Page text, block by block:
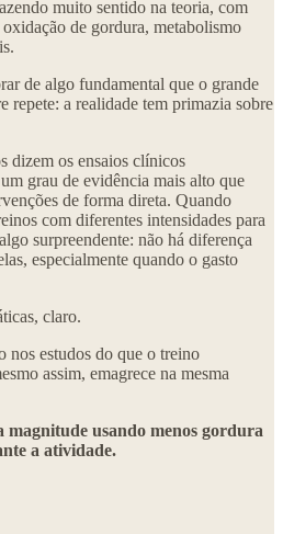
muito sentido na teoria, com
de gordura, metabolismo
de algo fundamental que o grande
repete: a realidade tem primazia sobre
dizem os ensaios clínicos
grau de evidência mais alto que
de forma direta. Quando
com diferentes intensidades para
surpreendente: não há diferença
especialmente quando o gasto
claro.
nos estudos do que o treino
assim, emagrece na mesma
magnitude usando menos gordura
a atividade.